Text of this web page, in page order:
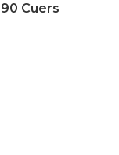
Cuers